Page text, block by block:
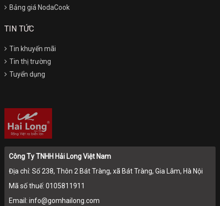
Bảng giá NodaCook
TIN TỨC
Tin khuyến mãi
Tin thị trường
Tuyển dụng
Công Ty TNHH Hải Long Việt Nam
Địa chỉ: Số 238, Thôn 2 Bát Tràng, xã Bát Tràng, Gia Lâm, Hà Nội
Mã số thuế: 0105811911
Email: info@gomhailong.com